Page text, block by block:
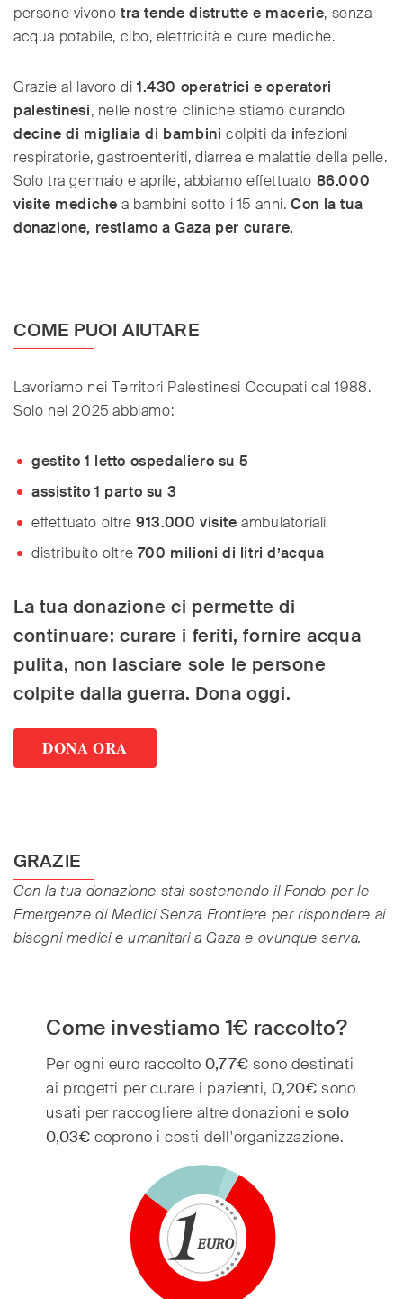
persone vivono tra tende distrutte e macerie, senza
acqua potabile, cibo, elettricità e cure mediche.
Grazie al lavoro di 1.430 operatrici e operatori
palestinesi, nelle nostre cliniche stiamo curando
decine di migliaia di bambini colpiti da infezioni
respiratorie, gastroenteriti, diarrea e malattie della pelle.
Solo tra gennaio e aprile, abbiamo effettuato 86.000
visite mediche a bambini sotto i 15 anni. Con la tua
donazione, restiamo a Gaza per curare.
COME PUOI AIUTARE
Lavoriamo nei Territori Palestinesi Occupati dal 1988.
Solo nel 2025 abbiamo:
gestito 1 letto ospedaliero su 5
assistito 1 parto su 3
effettuato oltre913.000 visite ambulatoriali
distribuito oltre 700 milioni di litri d’acqua
La tua donazione ci permette di
continuare: curare i feriti, fornire acqua
pulita, non lasciare sole le persone
colpite dalla guerra. Dona oggi.
DONA ORA
GRAZIE
Con la tua donazione stai sostenendo il Fondo per le
Emergenze di Medici Senza Frontiere per rispondere ai
bisogni medici e umanitari a Gaza e ovunque serva.
Come investiamo 1€ raccolto?
Per ogni euro raccolto0,77€ sono destinati
ai progetti per curare i pazienti,0,20€ sono
usati per raccogliere altre donazioni esolo
0,03€ coprono i costi dell'organizzazione.
60
70
80